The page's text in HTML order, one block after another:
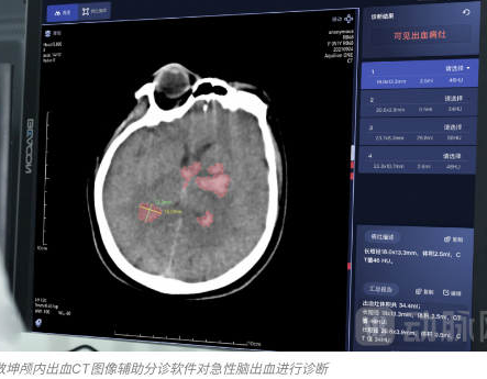
坤颅内出血CT图像辅助分诊软件对急性脑出血进行诊断